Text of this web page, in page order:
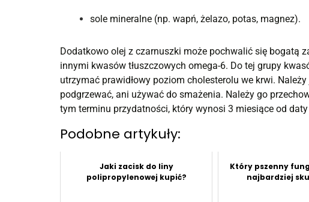
sole mineralne (np. wapń, żelazo, potas, magnez).
Dodatkowo olej z czarnuszki może pochwalić się bogatą
innymi kwasów tłuszczowych omega-6. Do tej grupy
utrzymać prawidłowy poziom cholesterolu we krwi.
podgrzewać, ani używać do smażenia. Należy go
tym terminu przydatności, który wynosi 3 miesiące od daty
Podobne artykuły:
Jaki zacisk do liny
polipropylenowej kupić?
Który pszenny
najbardziej